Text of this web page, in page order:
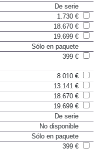
De serie
1.730 €
18.670 €
19.699 €
Sólo en paquete
8.010 €
13.141 €
18.670 €
19.699 €
De serie
No disponible
Sólo en paquete